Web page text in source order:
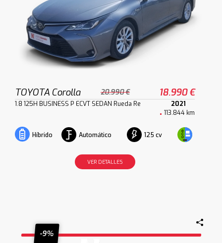
TOYOTA Corolla 20.990 € 18.990 €
1.8 125H BUSINESS P ECVT SEDAN Rueda Re
2021
113.844 km
Híbrido Automático 125 cv
VER DETALLES
-9%